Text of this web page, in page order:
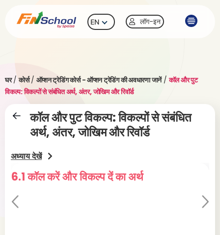
EN लॉग-इन
घर/कोर्स/ ऑप्शन ट्रेडिंग कोर्स - ऑप्शन ट्रेडिंग की अवधारणा जानें/कॉल और पुट
विकल्प: विकल्पों से संबंधित अर्थ, अंतर, जोखिम और रिवॉर्ड
कॉल और पुट विकल्प: विकल्पों से संबंधित
अर्थ, अंतर, जोखिम और रिवॉर्ड
अध्याय देखें
6.1 कॉल करें और विकल्प दें का अर्थ
Pr
Ne